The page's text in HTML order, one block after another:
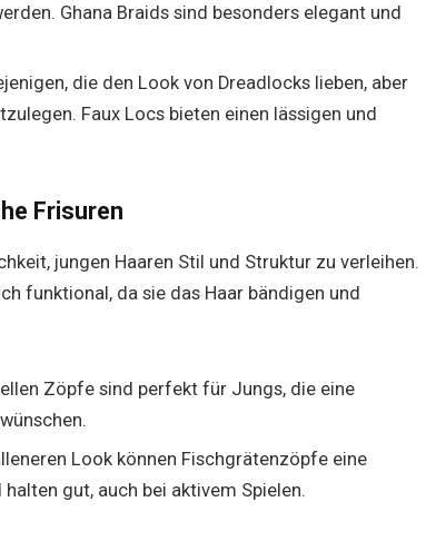
Ghana Braids sind besonders elegant und
die den Look von Dreadlocks lieben, aber
Faux Locs bieten einen lässigen und
Frisuren
jungen Haaren Stil und Struktur zu verleihen.
funktional, da sie das Haar bändigen und
Zöpfe sind perfekt für Jungs, die eine
Look können Fischgrätenzöpfe eine
gut, auch bei aktivem Spielen.